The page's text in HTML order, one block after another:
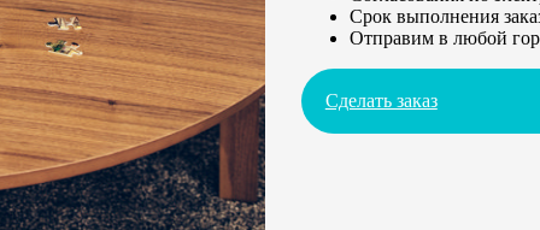
Срок выполнения
Отправим в любой
Сделать заказ